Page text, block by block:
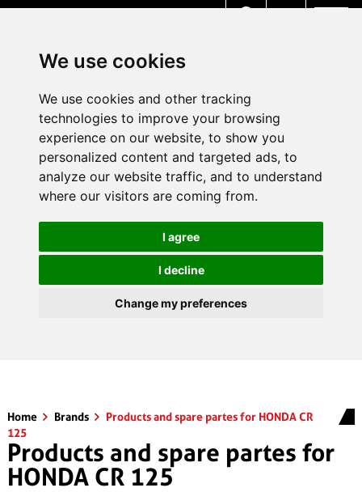
We use cookies
We use cookies and other tracking
technologies to improve your browsing
experience on our website, to show you
personalized content and targeted ads, to
analyze our website traffic, and to understand
where our visitors are coming from.
I agree
I decline
Change my preferences
Home Brands
Products and spare partes for HONDA CR
125
Products and spare partes for
HONDA CR 125